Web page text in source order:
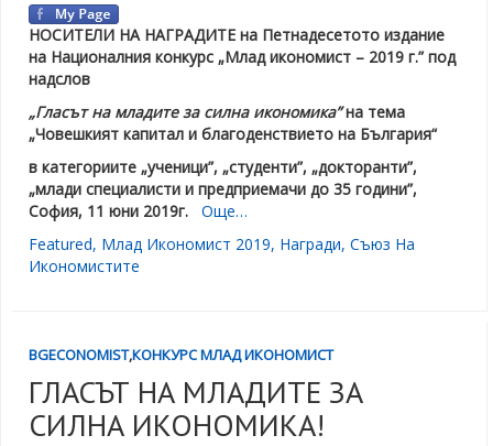
НОСИТЕЛИ НА НАГРАДИТЕ на Петнадесетото издание
на Националния конкурс „Млад икономист – 2019 г.” под
надслов
„Гласът на младите за силна икономика”на тема
„Човешкият капитал и благоденствието на България“
в категориите „ученици”, „студенти”, „докторанти”,
„млади специалисти и предприемачи до 35 години”,
София, 11 юни 2019г.
Още…
Featured, Млад Икономист 2019, Награди, Съюз На
Икономистите
BGECONOMIST,КОНКУРС МЛАД ИКОНОМИСТ
ГЛАСЪТ НА МЛАДИТЕ ЗА
СИЛНА ИКОНОМИКА!